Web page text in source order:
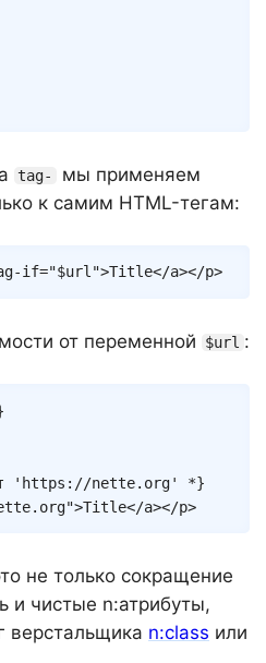
tag-
мы применяем
к самим HTML-тегам:
if="$url">Title</a></p>
Copy
от переменной $url :
'https://nette.org' *}
">Title</a></p>
не только сокращение
и чистые n:атрибуты,
верстальщика n:class или